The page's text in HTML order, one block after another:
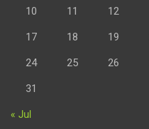
10 11 12
17 18 19
24 25 26
31
« Jul